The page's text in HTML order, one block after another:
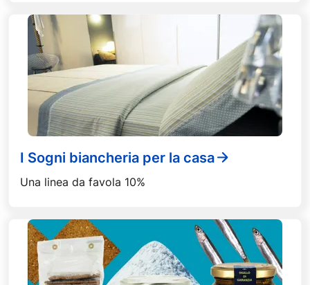
I Sogni biancheria per la casa
Una linea da favola 10%